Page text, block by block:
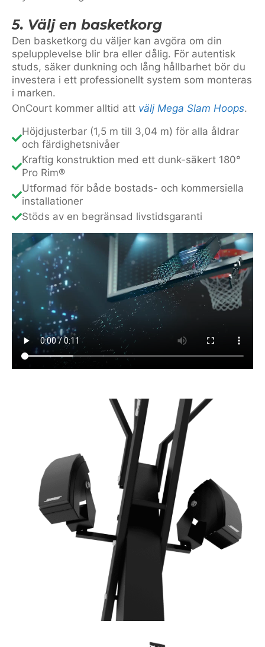
5. Välj en basketkorg
Den basketkorg du väljer kan avgöra om din
spelupplevelse blir bra eller dålig. För autentisk
studs, säker dunkning och lång hållbarhet bör du
investera i ett professionellt system som monteras
i marken.
OnCourt kommer alltid att välj Mega Slam Hoops.
Höjdjusterbar (1,5 m till 3,04 m) för alla åldrar
och färdighetsnivåer
Kraftig konstruktion med ett dunk-säkert 180°
Pro Rim®
Utformad för både bostads- och kommersiella
installationer
Stöds av en begränsad livstidsgaranti